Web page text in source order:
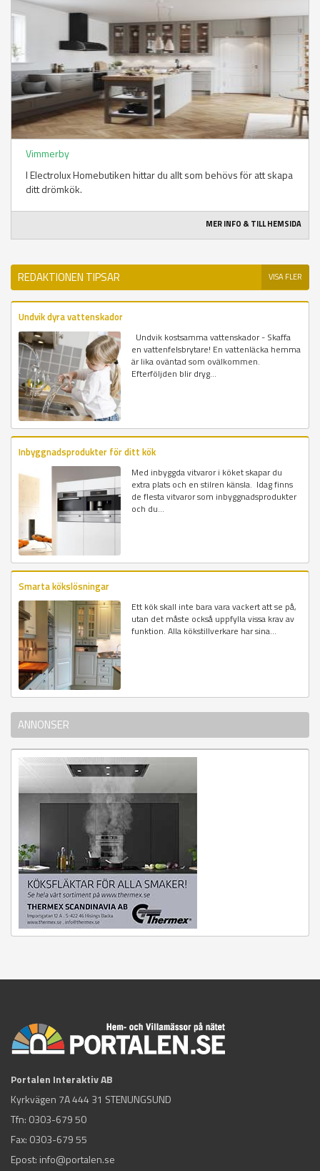
Vimmerby
I Electrolux Homebutiken hittar du allt som behövs för att skapa
ditt drömkök.
MER INFO & TILL HEMSIDA
REDAKTIONEN TIPSAR VISA FLER
Undvik dyra vattenskador
Undvik kostsamma vattenskador - Skaffa
en vattenfelsbrytare! En vattenläcka hemma
är lika oväntad som ovälkommen.
Efterföljden blir dryg...
Inbyggnadsprodukter för ditt kök
Med inbyggda vitvaror i köket skapar du
extra plats och en stilren känsla. Idag finns
de flesta vitvaror som inbyggnadsprodukter
och du...
Smarta kökslösningar
Ett kök skall inte bara vara vackert att se på,
utan det måste också uppfylla vissa krav av
funktion. Alla kökstillverkare har sina...
ANNONSER
Portalen Interaktiv AB
Kyrkvägen 7A 444 31 STENUNGSUND
Tfn: 0303-679 50
Fax: 0303-679 55
Epost: info@portalen.se